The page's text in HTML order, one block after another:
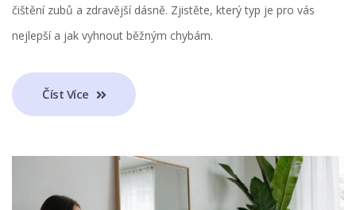
čištění zubů a zdravější dásně. Zjistěte, který typ je pro vás
nejlepší a jak vyhnout běžným chybám.
Číst Více